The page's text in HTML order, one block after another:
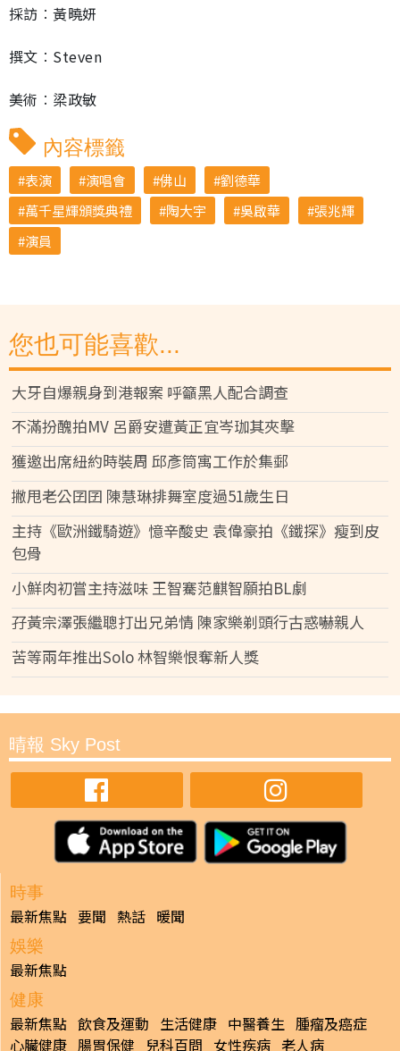
採訪︰黃曉妍
撰文︰Steven
美術︰梁政敏
內容標籤
表演 演唱會 佛山
劉德華
萬千星輝頒獎典禮
陶大宇 吳啟華
張兆輝
演員
您也可能喜歡...
大牙自爆親身到港報案 呼籲黑人配合調查
不滿扮醜拍MV 呂爵安遭黃正宜岑珈其夾擊
獲邀出席紐約時裝周 邱彥筒寓工作於集郵
撇甩老公囝囝 陳慧琳排舞室度過51歲生日
主持《歐洲鐵騎遊》憶辛酸史 袁偉豪拍《鐵探》瘦到皮
包骨
小鮮肉初嘗主持滋味 王智騫范麒智願拍BL劇
孖黃宗澤張繼聰打出兄弟情 陳家樂剃頭行古惑嚇親人
苦等兩年推出Solo 林智樂恨奪新人獎
晴報 Sky Post
時事
最新焦點 要聞 熱話 暖聞
娛樂
最新焦點
健康
最新焦點 飲食及運動 生活健康 中醫養生 腫瘤及癌症
心臟健康 腸胃保健 兒科百問 女性疾病 老人病